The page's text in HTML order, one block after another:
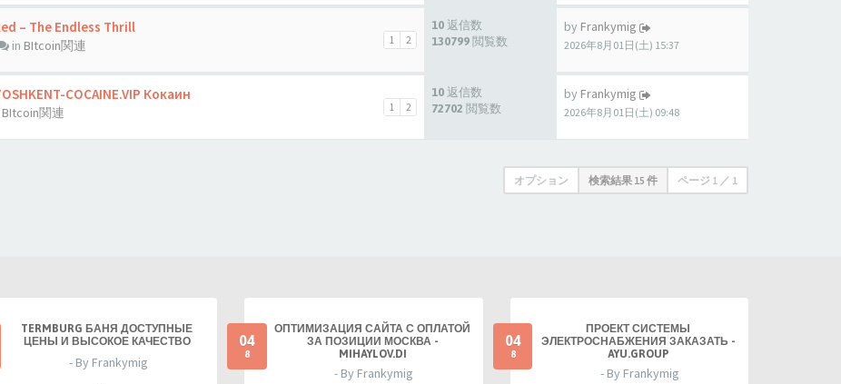
– The Endless Thrill
1 2
in BItcoin関連
10 返信数
130799 閲覧数
by Frankymig
2026年8月01日(土) 15:37
COCAINE.VIP Кокаин
1 2
BItcoin関連
10 返信数
72702 閲覧数
by Frankymig
2026年8月01日(土) 09:48
オプション 検索結果 15 件 ページ 1 ／ 1
TERMBURG БАНЯ ДОСТУПНЫЕ
ЦЕНЫ И ВЫСОКОЕ КАЧЕСТВО
- By Frankymig
04
8
ОПТИМИЗАЦИЯ САЙТА С ОПЛАТОЙ
ЗА ПОЗИЦИИ МОСКВА -
MIHAYLOV.DI
- By Frankymig
04
8
ПРОЕКТ СИСТЕМЫ
ЭЛЕКТРОСНАБЖЕНИЯ ЗАКАЗАТЬ -
AYU.GROUP
- By Frankymig